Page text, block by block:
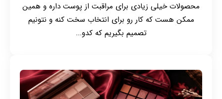
محصولات خیلی زیادی برای مراقبت از پوست داره و همین
ممکن هست که کار رو برای انتخاب سخت کنه و نتونیم
تصمیم بگیریم که کدو...